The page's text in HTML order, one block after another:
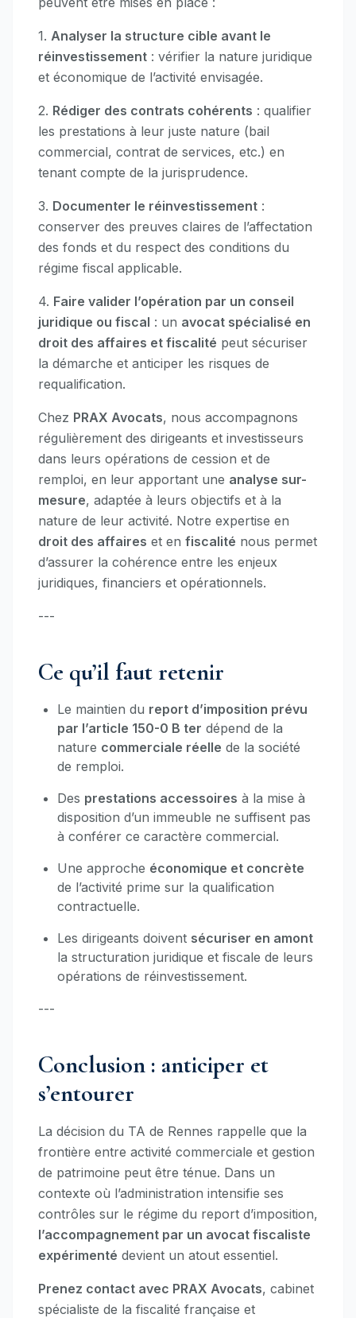
1. Analyser la structure cible avant le
réinvestissement : vérifier la nature juridique
et économique de l’activité envisagée.
2. Rédiger des contrats cohérents : qualifier
les prestations à leur juste nature (bail
commercial, contrat de services, etc.) en
tenant compte de la jurisprudence.
3. Documenter le réinvestissement :
conserver des preuves claires de l’affectation
des fonds et du respect des conditions du
régime fiscal applicable.
4. Faire valider l’opération par un conseil
juridique ou fiscal : un avocat spécialisé en
droit des affaires et fiscalité peut sécuriser
la démarche et anticiper les risques de
requalification.
Chez PRAX Avocats, nous accompagnons
régulièrement des dirigeants et investisseurs
dans leurs opérations de cession et de
remploi, en leur apportant une analyse sur-
mesure, adaptée à leurs objectifs et à la
nature de leur activité. Notre expertise en
droit des affaires et en fiscalité nous permet
d’assurer la cohérence entre les enjeux
juridiques, financiers et opérationnels.
---
Ce qu’il faut retenir
Le maintien du report d’imposition prévu
par l’article 150-0 B ter dépend de la
nature commerciale réelle de la société
de remploi.
Des prestations accessoires à la mise à
disposition d’un immeuble ne suffisent pas
à conférer ce caractère commercial.
Une approche économique et concrète
de l’activité prime sur la qualification
contractuelle.
Les dirigeants doivent sécuriser en amont
la structuration juridique et fiscale de leurs
opérations de réinvestissement.
---
Conclusion : anticiper et
s’entourer
La décision du TA de Rennes rappelle que la
frontière entre activité commerciale et gestion
de patrimoine peut être ténue. Dans un
contexte où l’administration intensifie ses
contrôles sur le régime du report d’imposition,
l’accompagnement par un avocat fiscaliste
expérimenté devient un atout essentiel.
Prenez contact avec PRAX Avocats, cabinet
spécialiste de la fiscalité française et